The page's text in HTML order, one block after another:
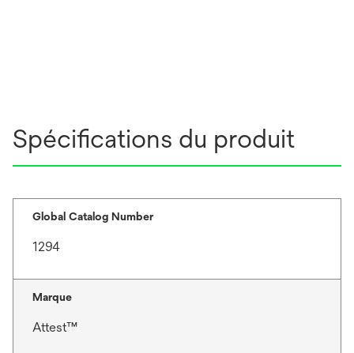
Spécifications du produit
Global Catalog Number
1294
Marque
Attest™